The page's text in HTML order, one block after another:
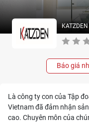
Báo giá
Là công ty con của Tập
Vietnam đã đảm nhận
cao. Chuyên môn của